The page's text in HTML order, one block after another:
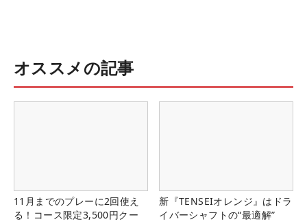
オススメの記事
11月までのプレーに2回使え
る！コース限定3,500円クー
新『TENSEIオレンジ』はドラ
イバーシャフトの“最適解”